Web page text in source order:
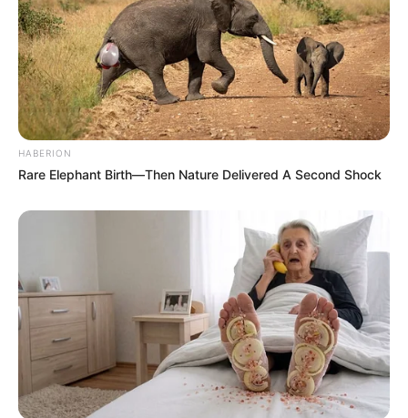
HABERION
Rare Elephant Birth—Then Nature Delivered A Second Shock